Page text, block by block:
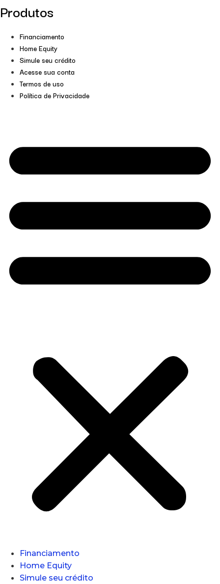
Produtos
Financiamento
Home Equity
Simule seu crédito
Acesse sua conta
Termos de uso
Política de Privacidade
Financiamento
Home Equity
Simule seu crédito